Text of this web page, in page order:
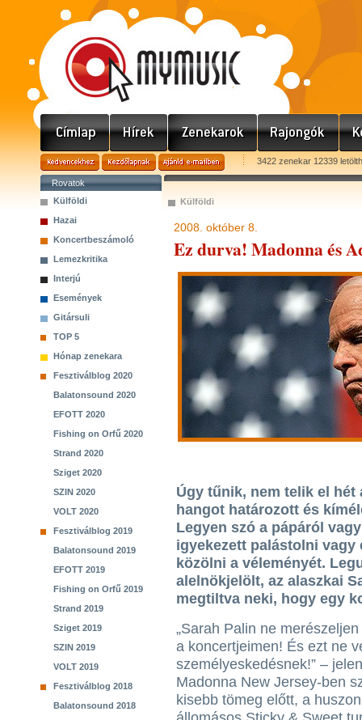
3422 zenekar 12339
Rovatok
Külföldi
Hazai
Koncertbeszámoló
Lemezkritika
Interjú
Események
Gitársuli
TOP 5
Hónap zenekara
Fesztiválblog 2020
Balatonsound 2020
EFOTT 2020
Fishing on Orfű 2020
Strand 2020
Sziget 2020
SZIN 2020
VOLT 2020
Fesztiválblog 2019
Balatonsound 2019
EFOTT 2019
Fishing on Orfű 2019
Strand 2019
Sziget 2019
SZIN 2019
VOLT 2019
Fesztiválblog 2018
Balatonsound 2018
Külföldi
2008. október 8.
Ez durva! Madonna és
Úgy tűnik, nem telik el hét
hangot határozott és
Legyen szó a pápáról
igyekezett palástolni
közölni a véleményét.
alelnökjelölt, az alaszkai
megtiltva neki, hogy egy
„Sarah Palin ne
a koncertjeimen! És ezt ne
személyeskedésnek!” –
Madonna New Jersey-ben
kisebb tömeg előtt, a